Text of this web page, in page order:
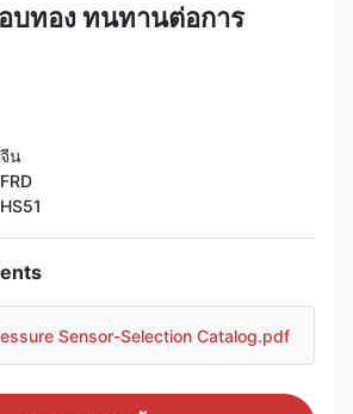
บทอง ทนทานต่อการ
จีน
FRD
HS51
Sensor-Selection Catalog.pdf